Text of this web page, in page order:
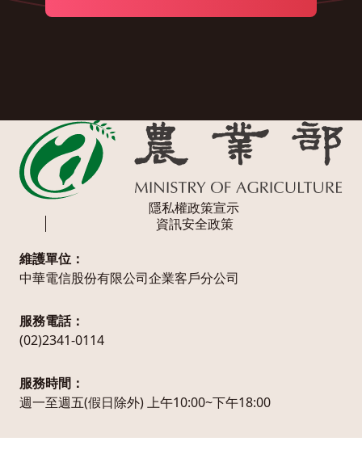
隱私權政策宣示
資訊安全政策
維護單位：
中華電信股份有限公司企業客戶分公司
服務電話：
(02)2341-0114
服務時間：
週一至週五(假日除外) 上午10:00~下午18:00